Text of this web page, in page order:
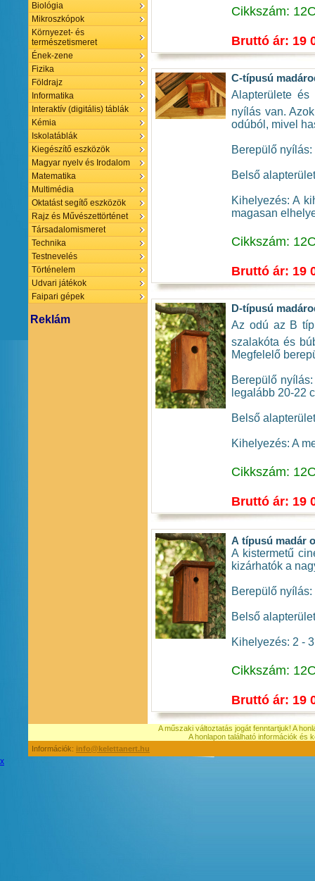
Biológia
Mikroszkópok
Környezet- és
természetismeret
Ének-zene
Fizika
Földrajz
Informatika
Interaktív (digitális) táblák
Kémia
Iskolatáblák
Kiegészítő eszközök
Magyar nyelv és Irodalom
Matematika
Multimédia
Oktatást segítő eszközök
Rajz és Művészettörténet
Társadalomismeret
Technika
Testnevelés
Történelem
Udvari játékok
Faipari gépek
Reklám
Cikkszám:
Bruttó ár: 19
C-típusú
Alapterülete és
nyílás van.
odúból, mivel
Berepülő
Belső
Kihelyezés: A
magasan
Cikkszám:
Bruttó ár: 19
D-típusú
Az odú az B
szalakóta és
Megfelelő
Berepülő
legalább 20-22
Belső
Kihelyezés: A
Cikkszám:
Bruttó ár: 19
A típusú madár
A kistermetű
kizárhatók a
Berepülő
Belső
Kihelyezés: 2 -
Cikkszám:
Bruttó ár: 19
A műszaki változtatás jogát fenntartjuk! A
A honlapon található információk és
Információk: info@kelettanert.hu
x